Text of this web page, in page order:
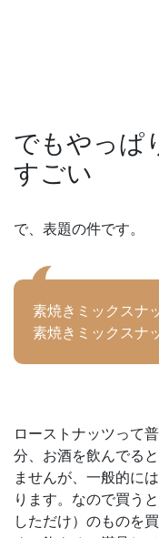
でもやっぱ
すごい
で、表題の件です。
素焼きミックスナ
素焼きミックスナ
ローストナッツって
分、お酒を飲んでる
ませんが、一般的に
ります。なので買う
しただけ）のものを